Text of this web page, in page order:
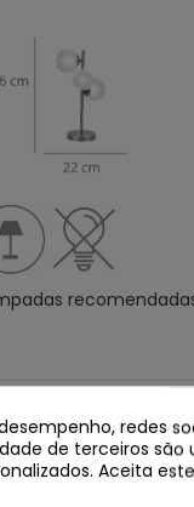
Dados do produto
redes
de terceiros são
Aceita